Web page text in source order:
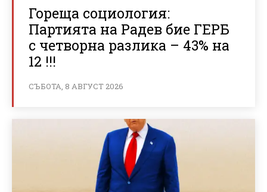
Гореща социология:
Партията на Радев бие ГЕРБ
с четворна разлика – 43% на
12 !!!
СЪБОТА, 8 АВГУСТ 2026